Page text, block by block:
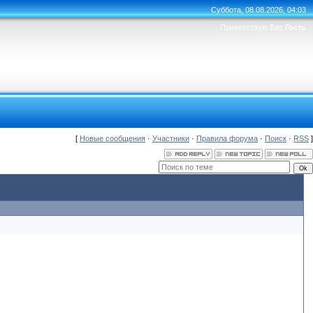
Суббота, 08.08.2026, 04:03
Приветствую Вас Гость
[ Новые сообщения · Участники · Правила форума · Поиск · RSS ]